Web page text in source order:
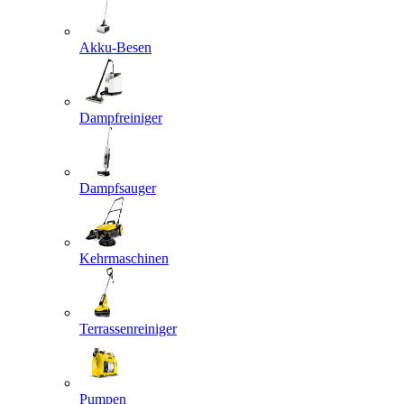
Akku-Besen
Dampfreiniger
Dampfsauger
Kehrmaschinen
Terrassenreiniger
Pumpen